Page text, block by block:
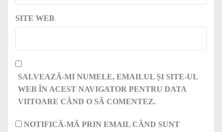
SITE WEB
SALVEAZĂ-MI NUMELE, EMAILUL ȘI SITE-UL
WEB ÎN ACEST NAVIGATOR PENTRU DATA
VIITOARE CÂND O SĂ COMENTEZ.
NOTIFICĂ-MĂ PRIN EMAIL CÂND SUNT